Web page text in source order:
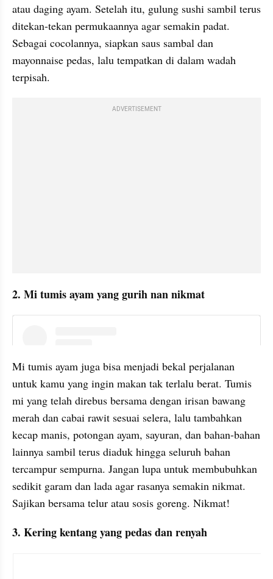
atau daging ayam. Setelah itu, gulung sushi sambil terus
ditekan-tekan permukaannya agar semakin padat.
Sebagai cocolannya, siapkan saus sambal dan
mayonnaise pedas, lalu tempatkan di dalam wadah
terpisah.
ADVERTISEMENT
2. Mi tumis ayam yang gurih nan nikmat
Mi tumis ayam juga bisa menjadi bekal perjalanan
untuk kamu yang ingin makan tak terlalu berat. Tumis
mi yang telah direbus bersama dengan irisan bawang
merah dan cabai rawit sesuai selera, lalu tambahkan
kecap manis, potongan ayam, sayuran, dan bahan-bahan
lainnya sambil terus diaduk hingga seluruh bahan
tercampur sempurna. Jangan lupa untuk membubuhkan
sedikit garam dan lada agar rasanya semakin nikmat.
Sajikan bersama telur atau sosis goreng. Nikmat!
3. Kering kentang yang pedas dan renyah